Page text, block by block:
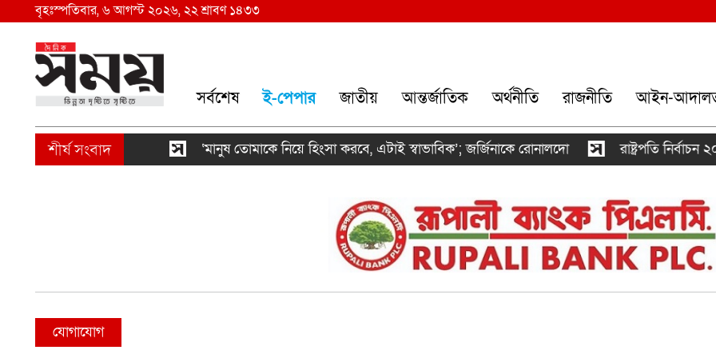
বৃহঃস্পতিবার, ৬ আগস্ট ২০২৬, ২২ শ্রাবণ ১৪৩৩
সর্বশেষ ই-পেপার জাতীয় আন্তর্জাতিক অর্থনীতি রাজনীতি আইন-
‘মানুষ তোমাকে নিয়ে হিংসা করবে, এটাই স্বাভাবিক’; জর্জিনাকে রোনালদো রাষ্ট্রপতি নির্বাচন ২০
যোগাযোগ